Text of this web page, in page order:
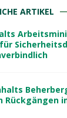
ARTIKEL
Rückgängen